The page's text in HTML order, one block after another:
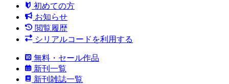
初めての方
お知らせ
閲覧履歴
シリアルコードを利用する
無料・セール作品
新刊一覧
新刊雑誌一覧